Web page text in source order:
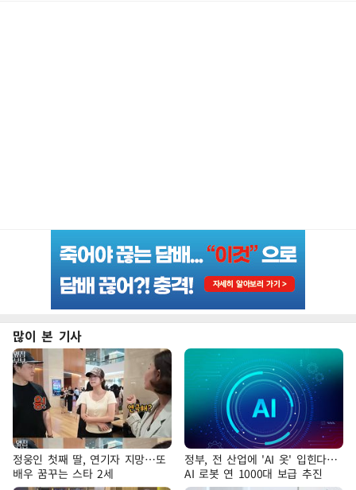
많이 본 기사
정웅인 첫째 딸, 연기자 지망…또
배우 꿈꾸는 스타 2세
정부, 전 산업에 'AI 옷' 입힌다…
AI 로봇 연 1000대 보급 추진